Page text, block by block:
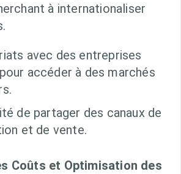
à internationaliser
avec des entreprises
accéder à des marchés
de partager des canaux de
et de vente.
Coûts et Optimisation des